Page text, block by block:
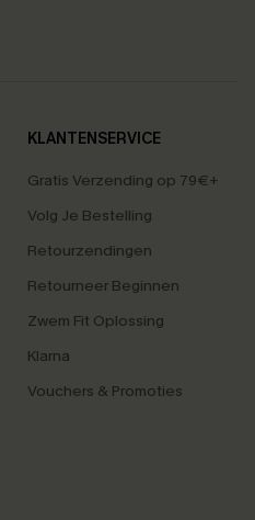
KLANTENSERVICE
Gratis Verzending op 79€+
Volg Je Bestelling
Retourzendingen
Retourneer Beginnen
Zwem Fit Oplossing
Klarna
Vouchers & Promoties